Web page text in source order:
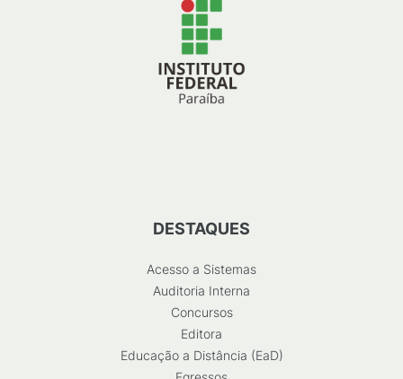
DESTAQUES
Acesso a Sistemas
Auditoria Interna
Concursos
Editora
Educação a Distância (EaD)